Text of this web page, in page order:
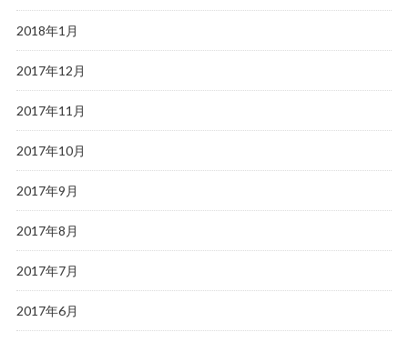
2018年1月
2017年12月
2017年11月
2017年10月
2017年9月
2017年8月
2017年7月
2017年6月